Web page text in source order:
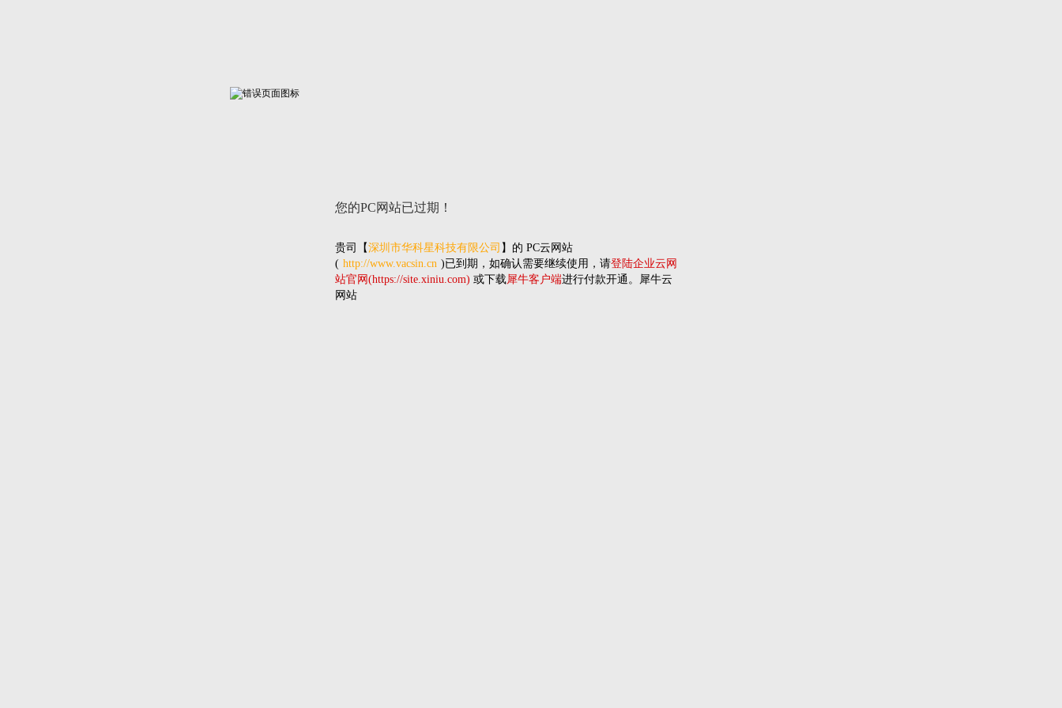
您的PC网站已过期！
贵司 【深圳市华科星科技有限公司 】的 PC云网站
( http://www.vacsin.cn )已到期，如确认需要继续使用，请登陆企业云网
站官网(https://site.xiniu.com) 或下载犀牛客户端进行付款开通。犀牛云
网站